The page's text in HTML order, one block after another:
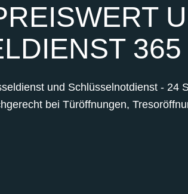
365
und Schlüsselnotdienst - 24
bei Türöffnungen,